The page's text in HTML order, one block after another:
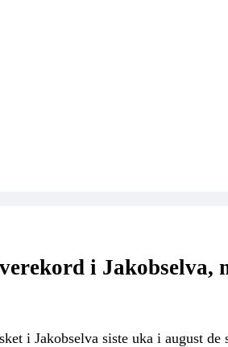
i Jakobselva,
i Jakobselva siste uka i august de